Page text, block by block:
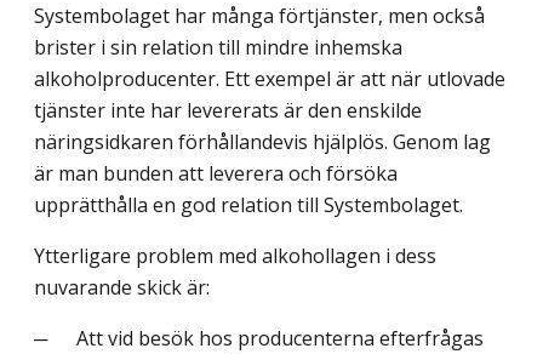
Systembolaget har många förtjänster, men också
brister i sin relation till mindre inhemska
alkoholproducenter. Ett exempel är att när utlovade
tjänster inte har levererats är den enskilde
näringsidkaren förhållandevis hjälplös. Genom lag
är man bunden att leverera och försöka
upprätthålla en god relation till Systembolaget.
Ytterligare problem med alkohollagen i dess
nuvarande skick är:
─ Att vid besök hos producenterna efterfrågas